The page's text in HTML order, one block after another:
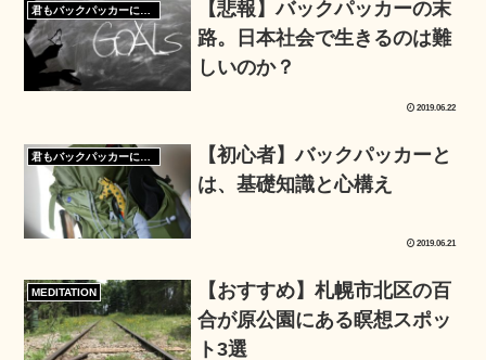
【悲報】バックパッカーの末
路。日本社会で生きるのは難
しいのか？
2019.06.22
君もバックパッカーになろう
【初心者】バックパッカーと
は、基礎知識と心構え
2019.06.21
MEDITATION
【おすすめ】札幌市北区の百
合が原公園にある瞑想スポッ
ト3選